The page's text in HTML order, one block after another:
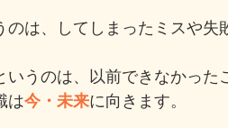
のは、してしまったミスや失
いうのは、以前できなかっ
は今・未来に向きます。